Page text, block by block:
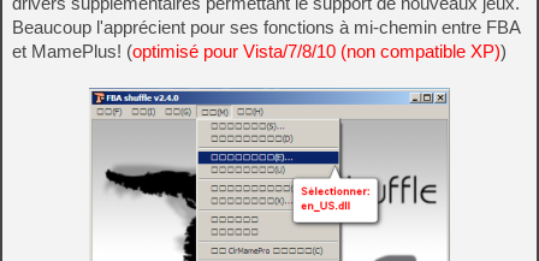
Beaucoup l'apprécient pour ses fonctions à mi-chemin entre FBA
et MamePlus! (optimisé pour Vista/7/8/10 (non compatible XP))